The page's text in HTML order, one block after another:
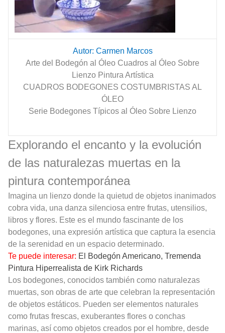
Autor: Carmen Marcos
Arte del Bodegón al Óleo Cuadros al Óleo Sobre
Lienzo Pintura Artística
CUADROS BODEGONES COSTUMBRISTAS AL
ÓLEO
Serie Bodegones Típicos al Óleo Sobre Lienzo
Explorando el encanto y la evolución
de las naturalezas muertas en la
pintura contemporánea
Imagina un lienzo donde la quietud de objetos inanimados
cobra vida, una danza silenciosa entre frutas, utensilios,
libros y flores. Este es el mundo fascinante de los
bodegones, una expresión artística que captura la esencia
de la serenidad en un espacio determinado.
Te puede interesar: El Bodegón Americano, Tremenda
Pintura Hiperrealista de Kirk Richards
Los bodegones, conocidos también como naturalezas
muertas, son obras de arte que celebran la representación
de objetos estáticos. Pueden ser elementos naturales
como frutas frescas, exuberantes flores o conchas
marinas, así como objetos creados por el hombre, desde